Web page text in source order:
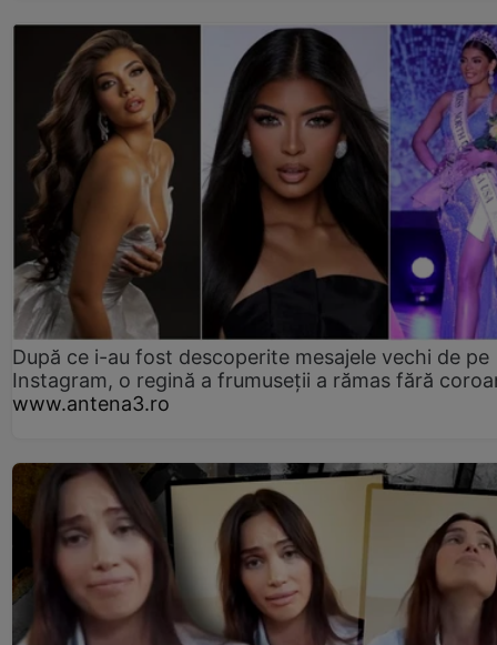
După ce i-au fost descoperite mesajele vechi de pe
Instagram, o regină a frumuseții a rămas fără
www.antena3.ro